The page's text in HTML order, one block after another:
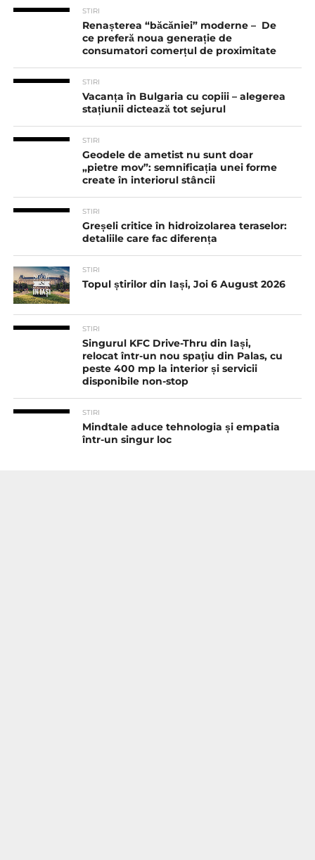
STIRI
Renașterea “băcăniei” moderne – De
ce preferă noua generație de
consumatori comerțul de proximitate
STIRI
Vacanța în Bulgaria cu copiii – alegerea
stațiunii dictează tot sejurul
STIRI
Geodele de ametist nu sunt doar
„pietre mov”: semnificația unei forme
create în interiorul stâncii
STIRI
Greșeli critice în hidroizolarea teraselor:
detaliile care fac diferența
STIRI
Topul știrilor din Iași, Joi 6 August 2026
STIRI
Singurul KFC Drive-Thru din Iași,
relocat într-un nou spaţiu din Palas, cu
peste 400 mp la interior și servicii
disponibile non-stop
STIRI
Mindtale aduce tehnologia și empatia
într-un singur loc